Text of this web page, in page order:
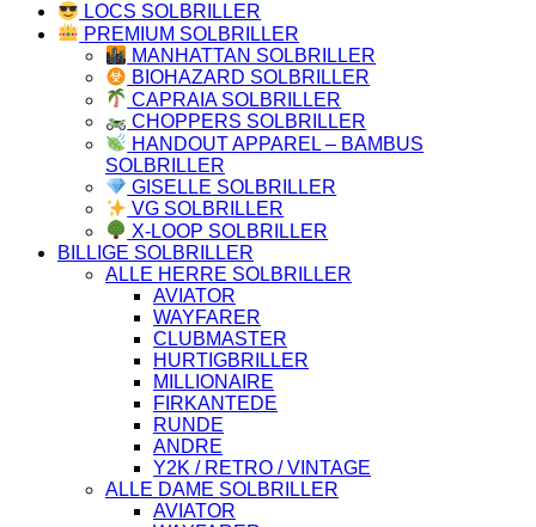
LOCS SOLBRILLER
PREMIUM SOLBRILLER
MANHATTAN SOLBRILLER
BIOHAZARD SOLBRILLER
CAPRAIA SOLBRILLER
CHOPPERS SOLBRILLER
HANDOUT APPAREL – BAMBUS
SOLBRILLER
GISELLE SOLBRILLER
VG SOLBRILLER
X-LOOP SOLBRILLER
BILLIGE SOLBRILLER
ALLE HERRE SOLBRILLER
AVIATOR
WAYFARER
CLUBMASTER
HURTIGBRILLER
MILLIONAIRE
FIRKANTEDE
RUNDE
ANDRE
Y2K / RETRO / VINTAGE
ALLE DAME SOLBRILLER
AVIATOR